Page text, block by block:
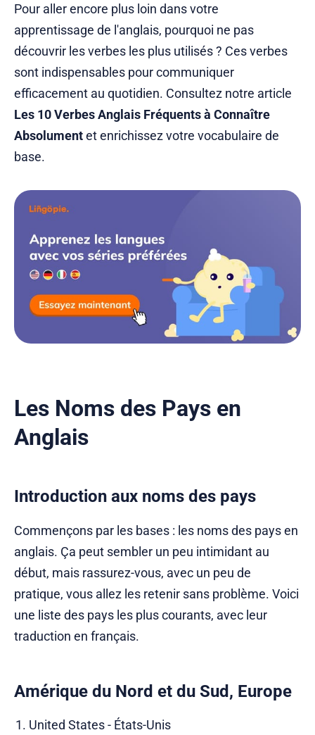
Pour aller encore plus loin dans votre
apprentissage de l'anglais, pourquoi ne pas
découvrir les verbes les plus utilisés ? Ces verbes
sont indispensables pour communiquer
efficacement au quotidien. Consultez notre article
Les 10 Verbes Anglais Fréquents à Connaître
Absolumentet enrichissez votre vocabulaire de
base.
Les Noms des Pays en
Anglais
Introduction aux noms des pays
Commençons par les bases : les noms des pays en
anglais. Ça peut sembler un peu intimidant au
début, mais rassurez-vous, avec un peu de
pratique, vous allez les retenir sans problème. Voici
une liste des pays les plus courants, avec leur
traduction en français.
Amérique du Nord et du Sud, Europe
United States - États-Unis